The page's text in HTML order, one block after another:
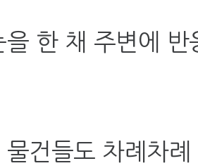
을 한 채 주변에 반
건들도 차례차례